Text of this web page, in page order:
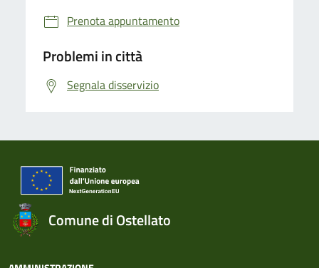
Prenota appuntamento
Problemi in città
Segnala disservizio
Comune di Ostellato